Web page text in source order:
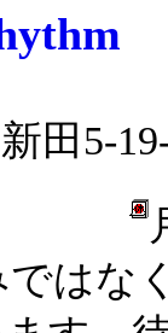
田5-
はな